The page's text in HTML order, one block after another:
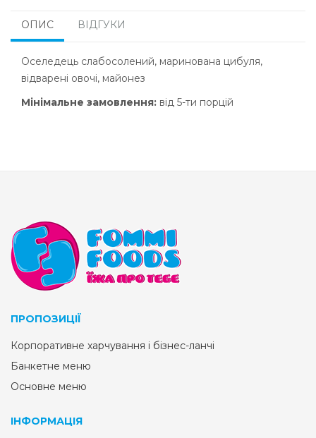
ОПИС ВІДГУКИ
Оселедець слабосолений, маринована цибуля,
відварені овочі, майонез
Мінімальне замовлення: від 5-ти порцій
ПРОПОЗИЦІЇ
Корпоративне харчування і бізнес-ланчі
Банкетне меню
Основне меню
ІНФОРМАЦІЯ